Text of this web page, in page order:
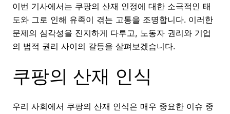
이번 기사에서는 쿠팡의 산재 인정에 대한 소극적인 태
도와 그로 인해 유족이 겪는 고통을 조명합니다. 이러한
문제의 심각성을 진지하게 다루고, 노동자 권리와 기업
의 법적 권리 사이의 갈등을 살펴보겠습니다.
쿠팡의 산재 인식
우리 사회에서 쿠팡의 산재 인식은 매우 중요한 이슈 중